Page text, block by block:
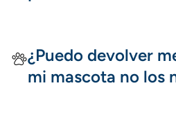
¿Puedo devolver
mi mascota no los